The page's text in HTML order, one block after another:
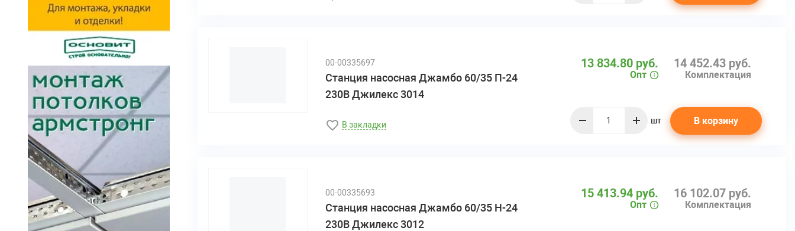
00-00335697
Станция насосная Джамбо 60/35 П-24
230В Джилекс 3014
В закладки
14 452.43 руб.
Комплектация
13 834.80 руб.
Опт
шт В корзину
00-00335693
Станция насосная Джамбо 60/35 Н-24
230В Джилекс 3012
16 102.07 руб.
Комплектация
15 413.94 руб.
Опт